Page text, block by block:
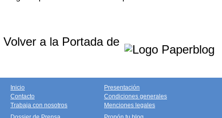
Volver a la Portada de
Inicio
Contacto
Trabaja con nosotros
Presentación
Condiciones generales
Menciones legales